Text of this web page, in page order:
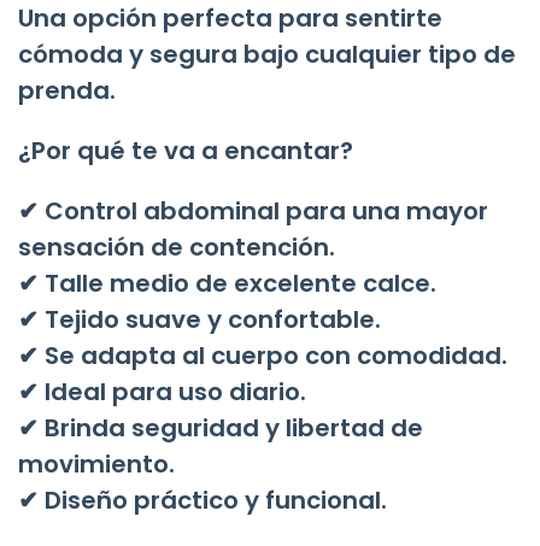
Una opción perfecta para sentirte
cómoda y segura bajo cualquier tipo de
prenda.
¿Por qué te va a encantar?
✔ Control abdominal para una mayor
sensación de contención.
✔ Talle medio de excelente calce.
✔ Tejido suave y confortable.
✔ Se adapta al cuerpo con comodidad.
✔ Ideal para uso diario.
✔ Brinda seguridad y libertad de
movimiento.
✔ Diseño práctico y funcional.